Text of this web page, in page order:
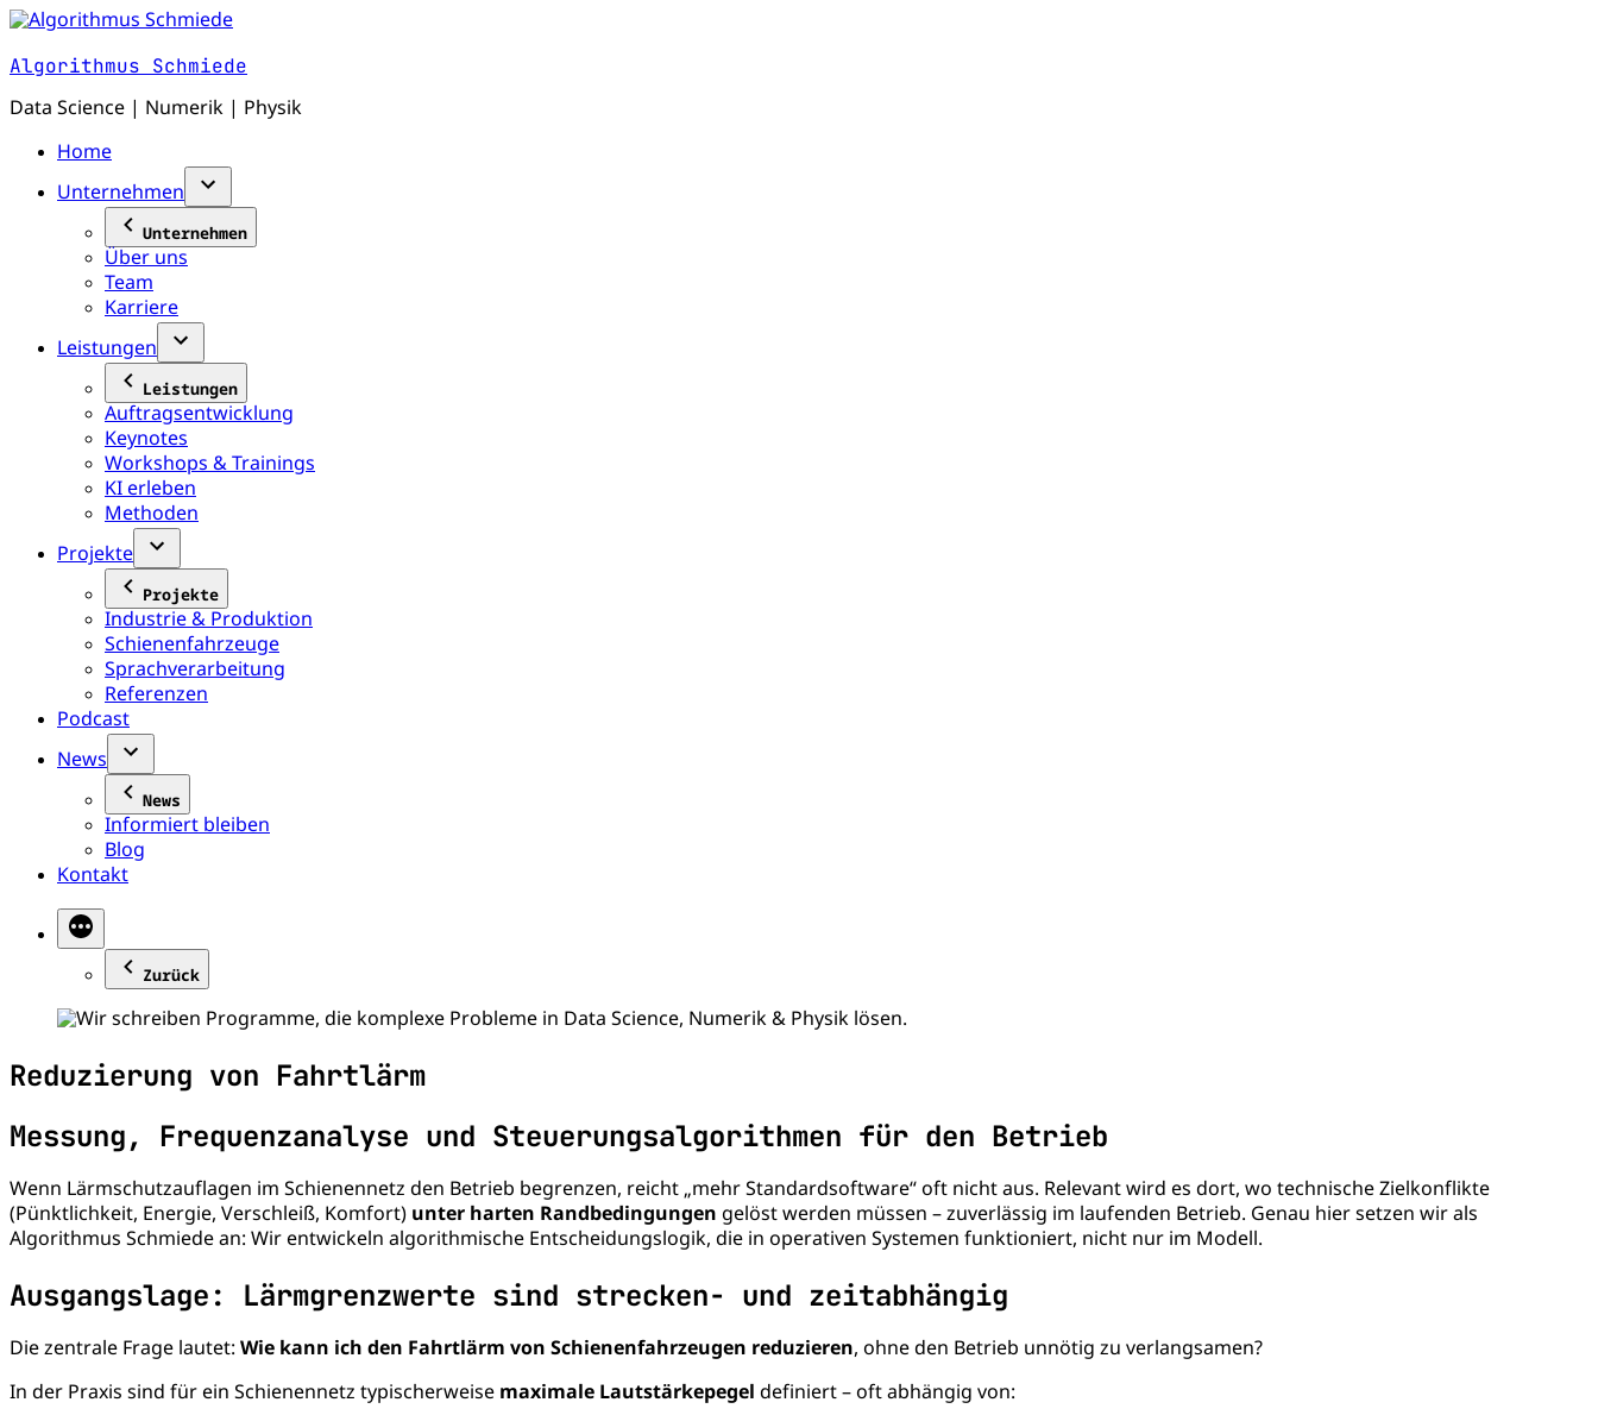
Zum
springen
Algorithmus Schmiede
Data Science | Numerik | Physik
Home
Unternehmen
Unternehmen
Über uns
Team
Karriere
Leistungen
Leistungen
Auftragsentwicklung
Keynotes
Workshops & Trainings
KI erleben
Methoden
Projekte
Projekte
Industrie & Produktion
Schienenfahrzeuge
Sprachverarbeitung
Referenzen
Podcast
News
News
Informiert bleiben
Blog
Kontakt
Zurück
Reduzierung von Fahrtlärm
Messung, Frequenzanalyse und Steuerungsalgorithmen für den Betrieb
Wenn Lärmschutzauflagen im Schienennetz den Betrieb begrenzen, reicht „mehr Standardsoftware“ oft nicht aus. Relevant wird es dort, wo technische Zielkonflikte
(Pünktlichkeit, Energie, Verschleiß, Komfort) unter harten Randbedingungen gelöst werden müssen – zuverlässig im laufenden Betrieb. Genau hier setzen wir als
Algorithmus Schmiede an: Wir entwickeln algorithmische Entscheidungslogik, die in operativen Systemen funktioniert, nicht nur im Modell.
Ausgangslage: Lärmgrenzwerte sind strecken- und zeitabhängig
Die zentrale Frage lautet: Wie kann ich den Fahrtlärm von Schienenfahrzeugen reduzieren, ohne den Betrieb unnötig zu verlangsamen?
In der Praxis sind für ein Schienennetz typischerweise maximale Lautstärkepegel definiert – oft abhängig von: